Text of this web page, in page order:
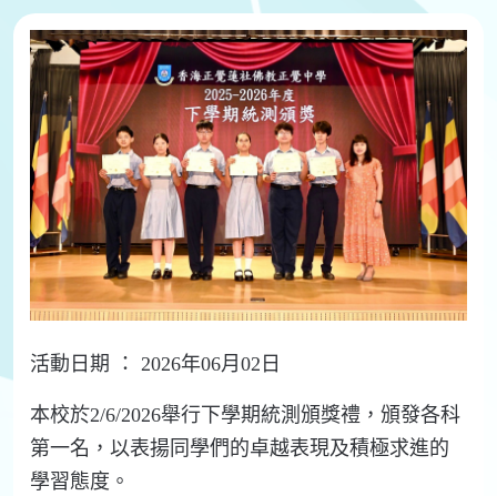
活動日期 ： 2026年06月02日
本校於2/6/2026舉行下學期統測頒獎禮，頒發各科
第一名，以表揚同學們的卓越表現及積極求進的
學習態度。